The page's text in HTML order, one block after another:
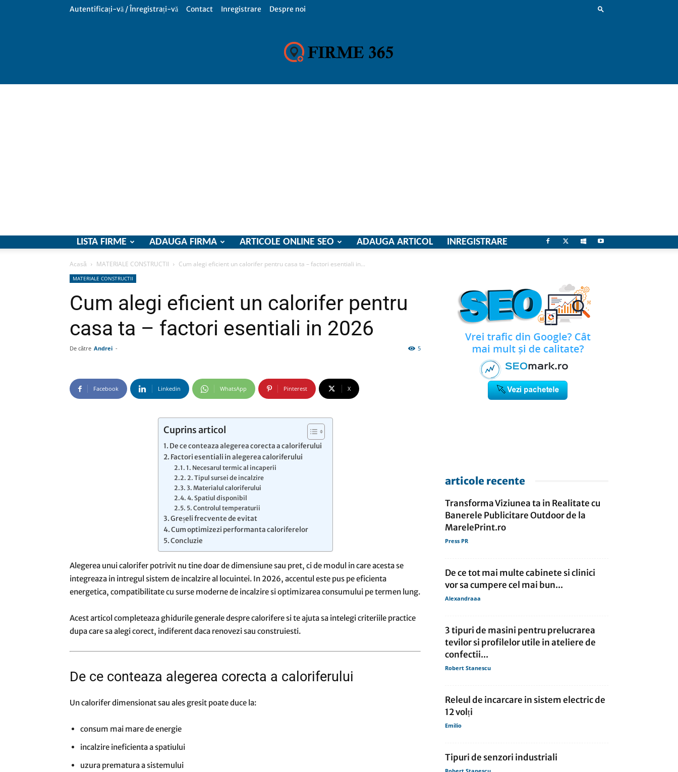
Autentificați-vă / Înregistrați-vă Contact Inregistrare Despre noi
LISTA FIRME ADAUGA FIRMA ARTICOLE ONLINE SEO ADAUGA ARTICOL INREGISTRARE
Acasă MATERIALE CONSTRUCTII Cum alegi eficient un calorifer pentru casa ta – factori esentiali in...
MATERIALE CONSTRUCTII
Cum alegi eficient un calorifer pentru
casa ta – factori esentiali in 2026
De către Andrei - 5
Facebook Linkedin WhatsApp Pinterest X
Cuprins articol
De ce conteaza alegerea corecta a caloriferului
Factori esentiali in alegerea caloriferului
1. Necesarul termic al incaperii
2. Tipul sursei de incalzire
3. Materialul caloriferului
4. Spatiul disponibil
5. Controlul temperaturii
Greșeli frecvente de evitat
Cum optimizezi performanta caloriferelor
Concluzie
Alegerea unui calorifer potrivit nu tine doar de dimensiune sau pret, ci de modul in care acesta se
integreaza in intregul sistem de incalzire al locuintei. In 2026, accentul este pus pe eficienta
energetica, compatibilitate cu surse moderne de incalzire si optimizarea consumului pe termen lung.
Acest articol completeaza ghidurile generale despre calorifere si te ajuta sa intelegi criteriile practice
dupa care sa alegi corect, indiferent daca renovezi sau construiesti.
De ce conteaza alegerea corecta a caloriferului
Un calorifer dimensionat sau ales gresit poate duce la:
consum mai mare de energie
incalzire ineficienta a spatiului
uzura prematura a sistemului
articole recente
Transforma Viziunea ta in Realitate cu
Banerele Publicitare Outdoor de la
MarelePrint.ro
Press PR
De ce tot mai multe cabinete si clinici
vor sa cumpere cel mai bun...
Alexandraaa
3 tipuri de masini pentru prelucrarea
tevilor si profilelor utile in ateliere de
confectii...
Robert Stanescu
Releul de incarcare in sistem electric de
12 volți
Emilio
Tipuri de senzori industriali